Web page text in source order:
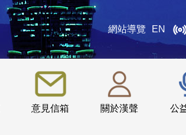
網站導覽 EN
意見信箱 關於漢聲 公
:::